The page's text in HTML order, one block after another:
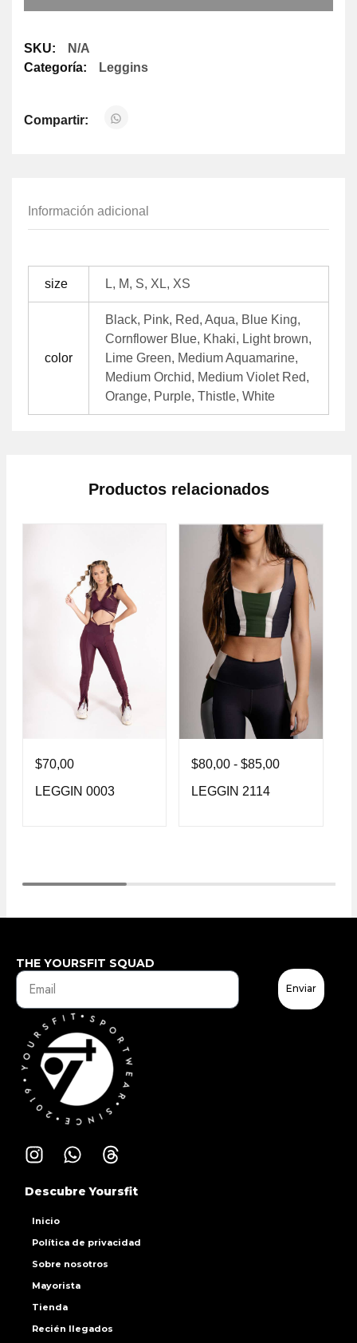
SKU:
N/A
Categoría:
Leggins
Compartir:
Información adicional
size L, M, S, XL, XS
color
Black, Pink, Red, Aqua, Blue King,
Cornflower Blue, Khaki, Light brown,
Lime Green, Medium Aquamarine,
Medium Orchid, Medium Violet Red,
Orange, Purple, Thistle, White
Productos relacionados
$70,00
LEGGIN 0003
$80,00 - $85,00
LEGGIN 2114
THE YOURSFIT SQUAD
Enviar
Inicio
Política de privacidad
Sobre nosotros
Mayorista
Tienda
Recién llegados
Descubre Yoursfit